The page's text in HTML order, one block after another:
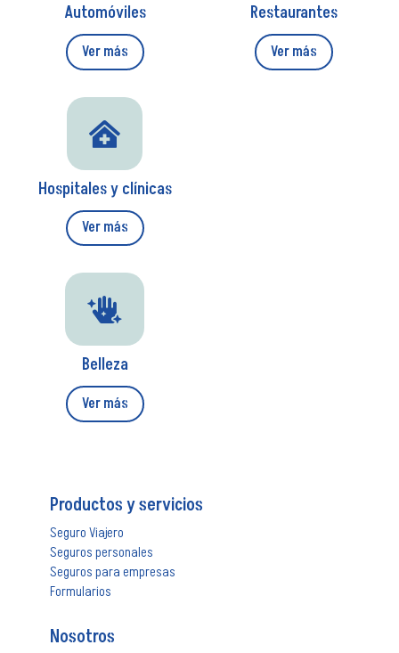
Automóviles
Ver más
Restaurantes
Ver más

Hospitales y clínicas
Ver más

Belleza
Ver más
Productos y servicios
Seguro Viajero
Seguros personales
Seguros para empresas
Formularios
Nosotros